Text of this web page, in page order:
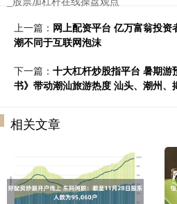
上一篇： 网上配资平台 亿万富翁投资
潮不同于互联网泡沫
下一篇： 十大杠杆炒股指平台 暑期游
书》带动潮汕旅游热度 汕头、潮州
相关文章